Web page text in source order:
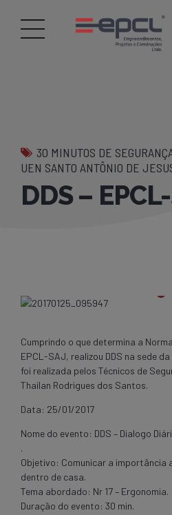
30 MINUTOS DE
UEN SANTO ANTÔNIO DE
DDS –
Cumprindo o que determina a
EPCL-SAJ, realizou DDS na sede
foi realizada pelos Técnicos de
Thailan Rodrigues dos Santos.
Data: 25/01/2017
Nome do evento: DDS – Dialogo
.
Objetivo: Comunicar a importância
dentro de casa.
Tema abordado: Nr 17 – Ergonomia.
Duração do evento: 30 min.